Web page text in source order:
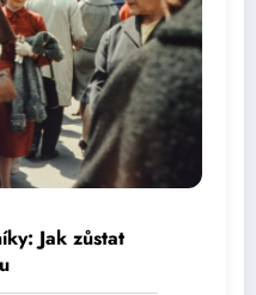
Jak zůstat